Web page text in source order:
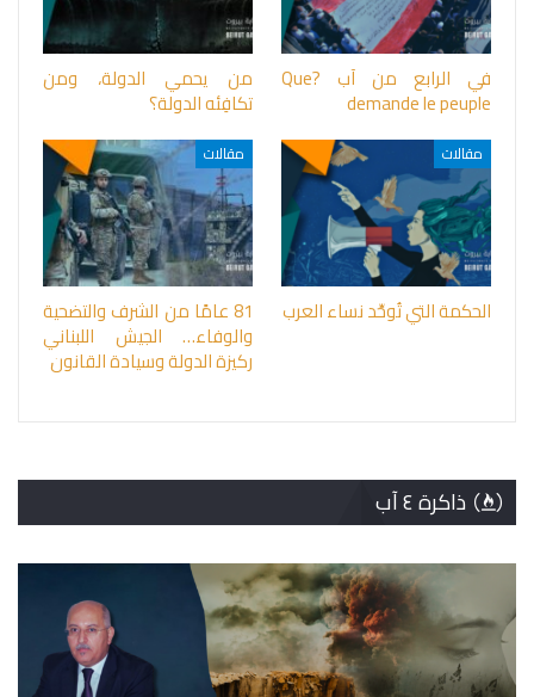
في الرابع من آب ?Que
demande le peuple
من يحمي الدولة، ومن
تكافِئه الدولة؟
مقالات
الحكمة التي تُوحِّد نساء العرب
مقالات
81 عامًا من الشرف والتضحية
والوفاء… الجيش اللبناني
ركيزة الدولة وسيادة القانون
ذاكرة ٤ آب